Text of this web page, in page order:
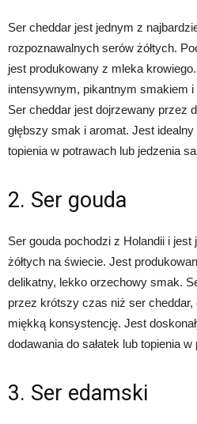
Ser cheddar jest jednym z
rozpoznawalnych serów żółtych.
jest produkowany z mleka
intensywnym, pikantnym smakiem
Ser cheddar jest dojrzewany przez
głębszy smak i aromat. Jest
topienia w potrawach lub jedzenia
2. Ser gouda
Ser gouda pochodzi z Holandii i
żółtych na świecie. Jest
delikatny, lekko orzechowy smak.
przez krótszy czas niż ser
miękką konsystencję. Jest
dodawania do sałatek lub topienia w
3. Ser edamski